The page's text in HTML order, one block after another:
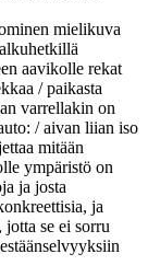
mielikuva
aavikolle rekat
/ paikasta
varrellakin on
/ aivan liian iso
mitään
ympäristö on
ja josta
ja
se ei sorru